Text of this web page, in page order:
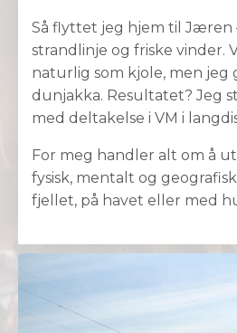
Så flyttet jeg hjem til Jæren –
strandlinje og friske vinder.
naturlig som kjole, men jeg
dunjakka. Resultatet? Jeg
med deltakelse i VM i
For meg handler alt om å
fysisk, mentalt og
fjellet, på havet eller med